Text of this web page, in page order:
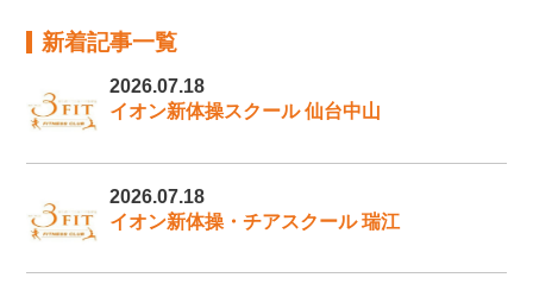
新着記事一覧
2026.07.18
イオン新体操スクール 仙台中山
2026.07.18
イオン新体操・チアスクール 瑞江